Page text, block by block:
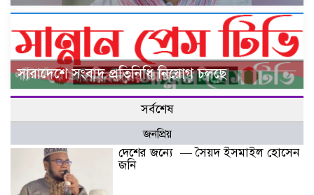
সারাদেশে সংবাদ প্রতিনিধি নিয়োগ চলছে
সর্বশেষ
জনপ্রিয়
দেশের জন্যে — সৈয়দ ইসমাইল হোসেন
জনি